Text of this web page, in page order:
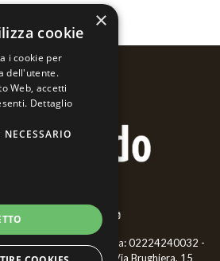
iperrealista - ©2018 P.iva: 02224240032 -
- Cell.3468477006 - Via Brughiera, 15
×
cookie
i cookie per
dell'utente.
Web, accetti
Dettaglio
NECESSARIO